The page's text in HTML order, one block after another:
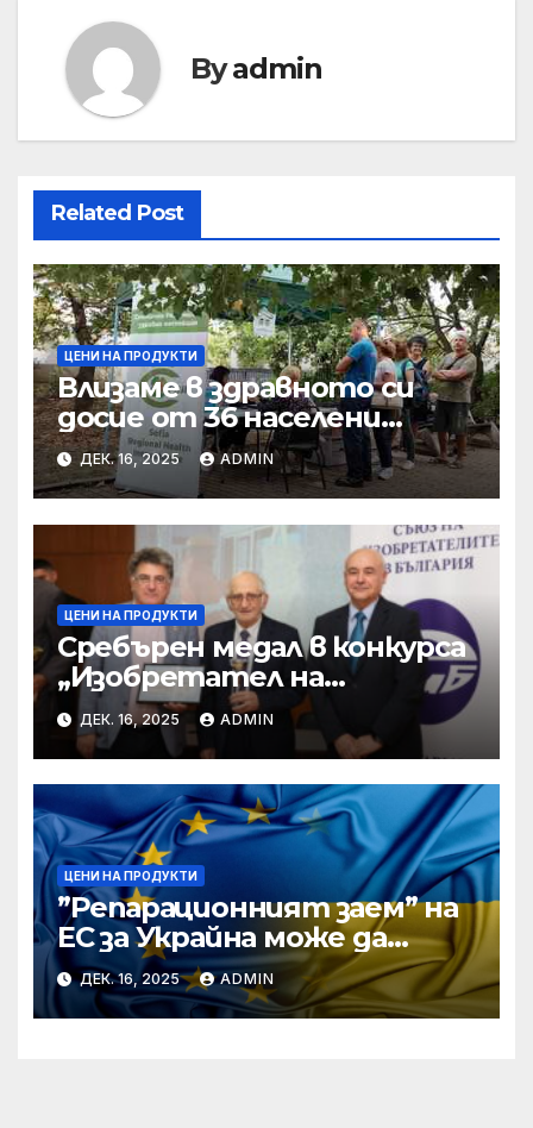
Byadmin
Related Post
ЦЕНИ НА ПРОДУКТИ
Влизаме в здравното си
досие от 36 населени
места • МЗ
ДЕК. 16, 2025 ADMIN
ЦЕНИ НА ПРОДУКТИ
Сребърен медал в конкурса
„Изобретател на
годината“ за учени от БАН
ДЕК. 16, 2025 ADMIN
ЦЕНИ НА ПРОДУКТИ
”Репарационният заем” на
ЕС за Украйна може да
достигне 130 милиарда
евро
ДЕК. 16, 2025 ADMIN